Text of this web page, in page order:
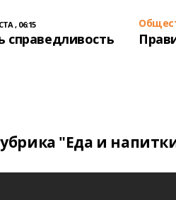
, 06:15
справедливость
"Еда и